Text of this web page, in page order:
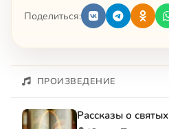
Поделиться:
ПРОИЗВЕДЕНИЕ
Рассказы о святых